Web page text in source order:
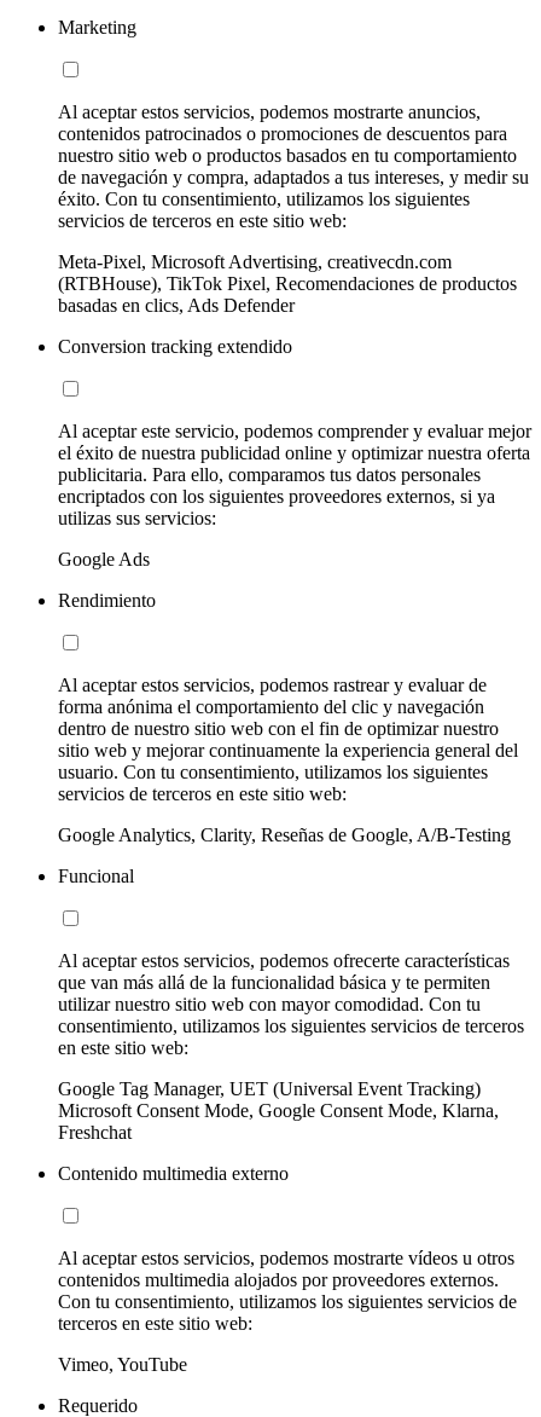
Marketing
Al aceptar estos servicios, podemos mostrarte anuncios,
contenidos patrocinados o promociones de descuentos para
nuestro sitio web o productos basados en tu comportamiento
de navegación y compra, adaptados a tus intereses, y medir su
éxito. Con tu consentimiento, utilizamos los siguientes
servicios de terceros en este sitio web:
Meta-Pixel, Microsoft Advertising, creativecdn.com
(RTBHouse), TikTok Pixel, Recomendaciones de productos
basadas en clics, Ads Defender
Conversion tracking extendido
Al aceptar este servicio, podemos comprender y evaluar mejor
el éxito de nuestra publicidad online y optimizar nuestra oferta
publicitaria. Para ello, comparamos tus datos personales
encriptados con los siguientes proveedores externos, si ya
utilizas sus servicios:
Google Ads
Rendimiento
Al aceptar estos servicios, podemos rastrear y evaluar de
forma anónima el comportamiento del clic y navegación
dentro de nuestro sitio web con el fin de optimizar nuestro
sitio web y mejorar continuamente la experiencia general del
usuario. Con tu consentimiento, utilizamos los siguientes
servicios de terceros en este sitio web:
Google Analytics, Clarity, Reseñas de Google, A/B-Testing
Funcional
Al aceptar estos servicios, podemos ofrecerte características
que van más allá de la funcionalidad básica y te permiten
utilizar nuestro sitio web con mayor comodidad. Con tu
consentimiento, utilizamos los siguientes servicios de terceros
en este sitio web:
Google Tag Manager, UET (Universal Event Tracking)
Microsoft Consent Mode, Google Consent Mode, Klarna,
Freshchat
Contenido multimedia externo
Al aceptar estos servicios, podemos mostrarte vídeos u otros
contenidos multimedia alojados por proveedores externos.
Con tu consentimiento, utilizamos los siguientes servicios de
terceros en este sitio web:
Vimeo, YouTube
Requerido